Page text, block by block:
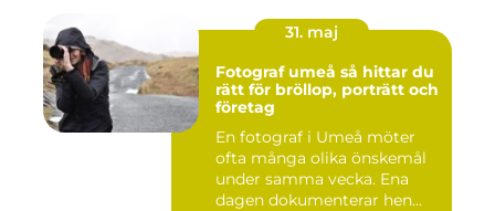
31. maj
Fotograf umeå så hittar du
rätt för bröllop, porträtt och
företag
En fotograf i Umeå möter
ofta många olika önskemål
under samma vecka. Ena
dagen dokumenterar hen